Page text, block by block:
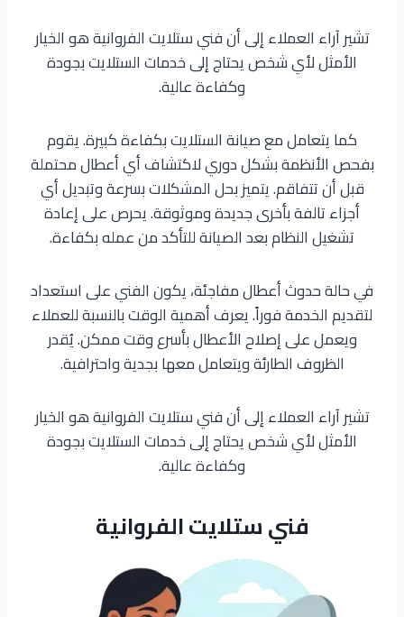
تشير آراء العملاء إلى أن فني ستلايت الفروانية هو الخيار
الأمثل لأي شخص يحتاج إلى خدمات الستلايت بجودة
وكفاءة عالية.
كما يتعامل مع صيانة الستلايت بكفاءة كبيرة. يقوم
بفحص الأنظمة بشكل دوري لاكتشاف أي أعطال محتملة
قبل أن تتفاقم. يتميز بحل المشكلات بسرعة وتبديل أي
أجزاء تالفة بأخرى جديدة وموثوقة. يحرص على إعادة
تشغيل النظام بعد الصيانة للتأكد من عمله بكفاءة.
في حالة حدوث أعطال مفاجئة، يكون الفني على استعداد
لتقديم الخدمة فوراً. يعرف أهمية الوقت بالنسبة للعملاء
ويعمل على إصلاح الأعطال بأسرع وقت ممكن. يُقدر
الظروف الطارئة ويتعامل معها بجدية واحترافية.
تشير آراء العملاء إلى أن فني ستلايت الفروانية هو الخيار
الأمثل لأي شخص يحتاج إلى خدمات الستلايت بجودة
وكفاءة عالية.
فني ستلايت الفروانية